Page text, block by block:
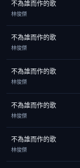
不為誰而作的歌
林俊傑
不為誰而作的歌
林俊傑
不為誰而作的歌
林俊傑
不為誰而作的歌
林俊傑
不為誰而作的歌
林俊傑